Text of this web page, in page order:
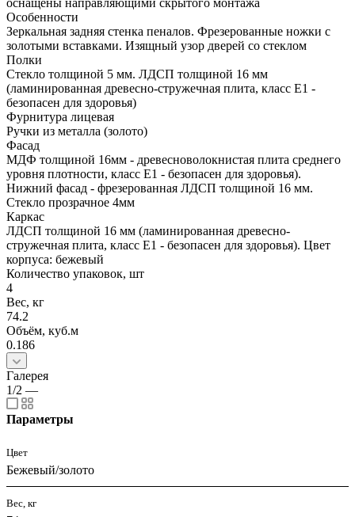
оснащены направляющими скрытого монтажа
Особенности
Зеркальная задняя стенка пеналов. Фрезерованные ножки с
золотыми вставками. Изящный узор дверей со стеклом
Полки
Стекло толщиной 5 мм. ЛДСП толщиной 16 мм
(ламинированная древесно-стружечная плита, класс E1 -
безопасен для здоровья)
Фурнитура лицевая
Ручки из металла (золото)
Фасад
МДФ толщиной 16мм - древесноволокнистая плита среднего
уровня плотности, класс E1 - безопасен для здоровья).
Нижний фасад - фрезерованная ЛДСП толщиной 16 мм.
Стекло прозрачное 4мм
Каркас
ЛДСП толщиной 16 мм (ламинированная древесно-
стружечная плита, класс E1 - безопасен для здоровья). Цвет
корпуса: бежевый
Количество упаковок, шт
4
Вес, кг
74.2
Объём, куб.м
0.186
Галерея
1/2 —
Параметры
Цвет
Бежевый/золото
Вес, кг